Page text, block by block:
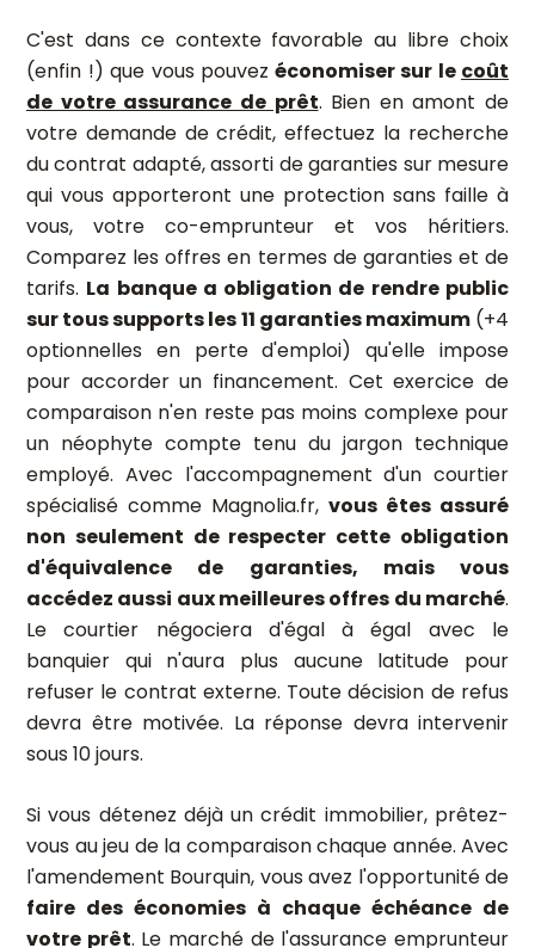
C'est dans ce contexte favorable au libre choix
(enfin !) que vous pouvez économiser sur le coût
de votre assurance de prêt. Bien en amont de
votre demande de crédit, effectuez la recherche
du contrat adapté, assorti de garanties sur mesure
qui vous apporteront une protection sans faille à
vous, votre co-emprunteur et vos héritiers.
Comparez les offres en termes de garanties et de
tarifs. La banque a obligation de rendre public
sur tous supports les 11 garanties maximum(+4
optionnelles en perte d'emploi) qu'elle impose
pour accorder un financement. Cet exercice de
comparaison n'en reste pas moins complexe pour
un néophyte compte tenu du jargon technique
employé. Avec l'accompagnement d'un courtier
spécialisé comme Magnolia.fr, vous êtes assuré
non seulement de respecter cette obligation
d'équivalence de garanties, mais vous
accédez aussi aux meilleures offres du marché.
Le courtier négociera d'égal à égal avec le
banquier qui n'aura plus aucune latitude pour
refuser le contrat externe. Toute décision de refus
devra être motivée. La réponse devra intervenir
sous 10 jours.
Si vous détenez déjà un crédit immobilier, prêtez-
vous au jeu de la comparaison chaque année. Avec
l'amendement Bourquin, vous avez l'opportunité de
faire des économies à chaque échéance de
votre prêt. Le marché de l'assurance emprunteur